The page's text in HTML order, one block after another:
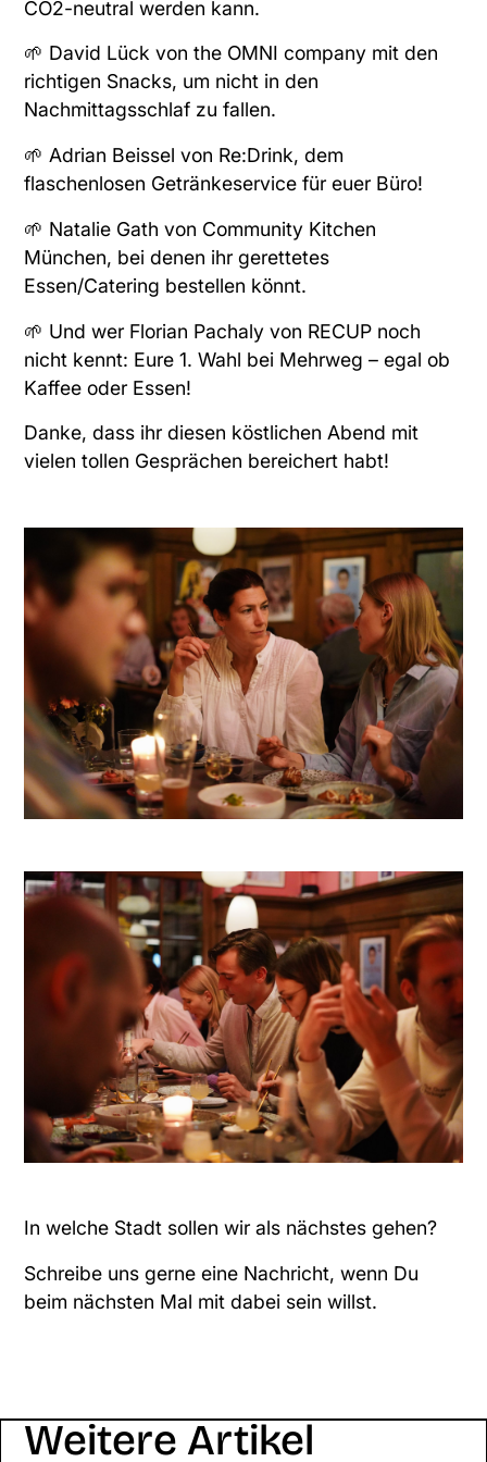
CO2-neutral werden kann.
🌱 David Lück vonthe OMNI company mit den
richtigen Snacks, um nicht in den
Nachmittagsschlaf zu fallen.
🌱 Adrian Beissel von Re:Drink, dem
flaschenlosen Getränkeservice für euer Büro!
🌱 Natalie Gath von Community Kitchen
München, bei denen ihr gerettetes
Essen/Catering bestellen könnt.
🌱 Und wer Florian Pachaly von RECUP noch
nicht kennt: Eure 1. Wahl bei Mehrweg – egal ob
Kaffee oder Essen!
Danke, dass ihr diesen köstlichen Abend mit
vielen tollen Gesprächen bereichert habt!
In welche Stadt sollen wir als nächstes gehen?
Schreibe uns gerne eine Nachricht, wenn Du
beim nächsten Mal mit dabei sein willst.
Weitere Artikel